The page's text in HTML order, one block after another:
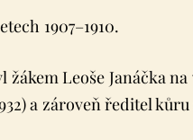
1907–1910.
žákem Leoše Janáčka
a zároveň ředitel kůru